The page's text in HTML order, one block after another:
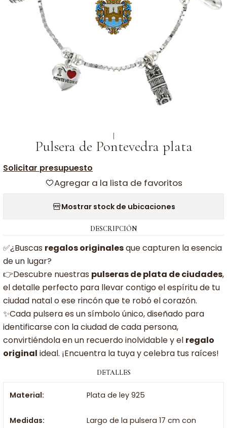
|
Pulsera de Pontevedra plata
Solicitar presupuesto
Agregar a la lista de favoritos
Mostrar stock de ubicaciones
DESCRIPCIÓN
✅¿Buscas regalos originalesque capturen la esencia
de un lugar?
👉Descubre nuestras pulseras de plata de ciudades,
el detalle perfecto para llevar contigo el espíritu de tu
ciudad natal o ese rincón que te robó el corazón.
✨Cada pulsera es un símbolo único, diseñado para
identificarse con la ciudad de cada persona,
convirtiéndola en un recuerdo inolvidable y el regalo
original ideal. ¡Encuentra la tuya y celebra tus raíces!
DETALLES
Material: Plata de ley 925
Medidas:
Largo de la pulsera 17 cm con